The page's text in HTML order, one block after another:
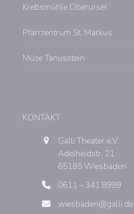
Krebsmühle Oberursel
Pfarrzentrum St. Markus
Müze Tanusstein
KONTAKT
Galli Theater e.V.
Adelheidstr. 21
65185 Wiesbaden
0611 – 341 8999
wiesbaden@galli.de